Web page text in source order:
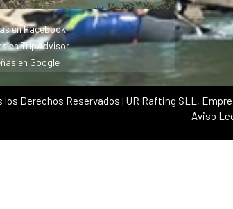
en Facebook
en TripAdvisor
en Google
los Derechos Reservados | UR Rafting SLL,
Aviso